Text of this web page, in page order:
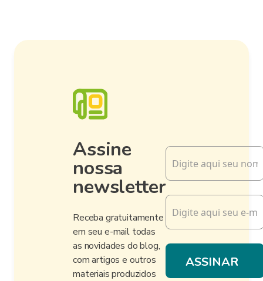
Assine
nossa
newsletter
Receba gratuitamente
em seu e-mail todas
as novidades do blog,
com artigos e outros
materiais produzidos